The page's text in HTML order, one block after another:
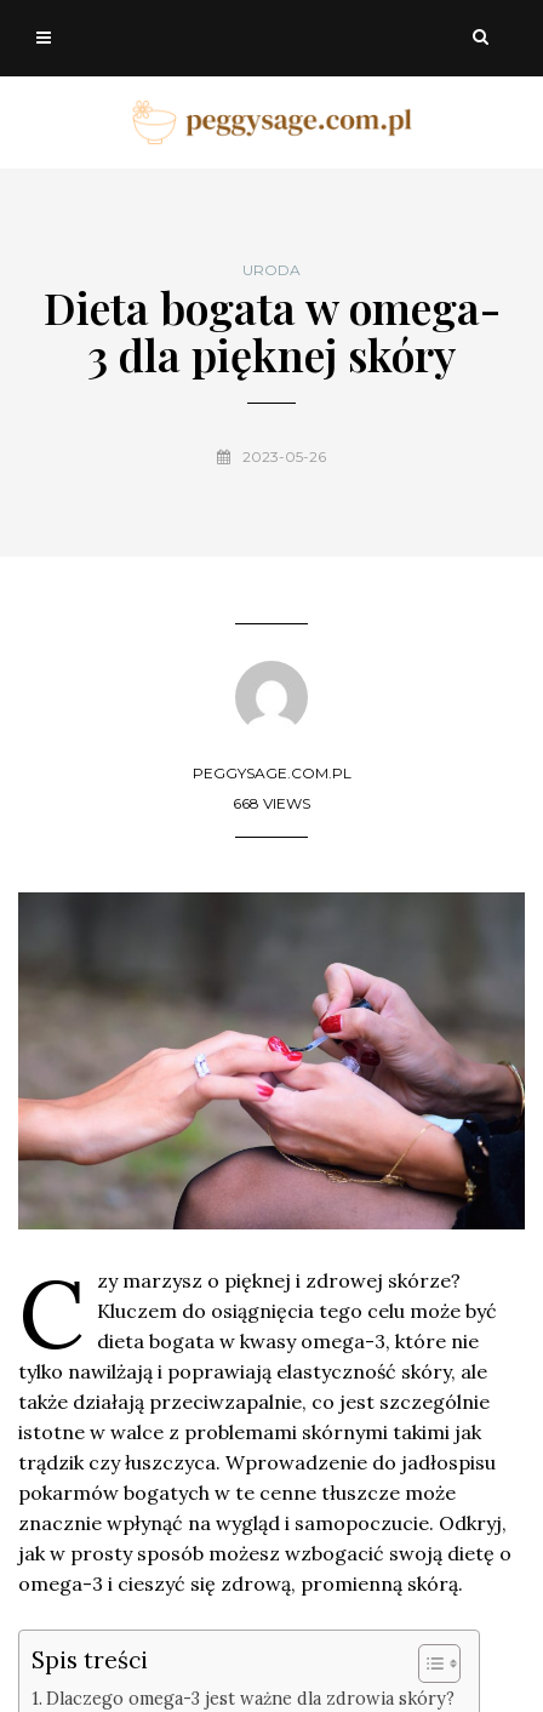
URODA
Dieta bogata w omega-
3 dla pięknej skóry
2023-05-26
PEGGYSAGE.COM.PL
668 VIEWS
C
zy marzysz o pięknej i zdrowej skórze?
Kluczem do osiągnięcia tego celu może być
dieta bogata w kwasy omega-3, które nie
tylko nawilżają i poprawiają elastyczność skóry, ale
także działają przeciwzapalnie, co jest szczególnie
istotne w walce z problemami skórnymi takimi jak
trądzik czy łuszczyca. Wprowadzenie do jadłospisu
pokarmów bogatych w te cenne tłuszcze może
znacznie wpłynąć na wygląd i samopoczucie. Odkryj,
jak w prosty sposób możesz wzbogacić swoją dietę o
omega-3 i cieszyć się zdrową, promienną skórą.
Spis treści
Dlaczego omega-3 jest ważne dla zdrowia skóry?